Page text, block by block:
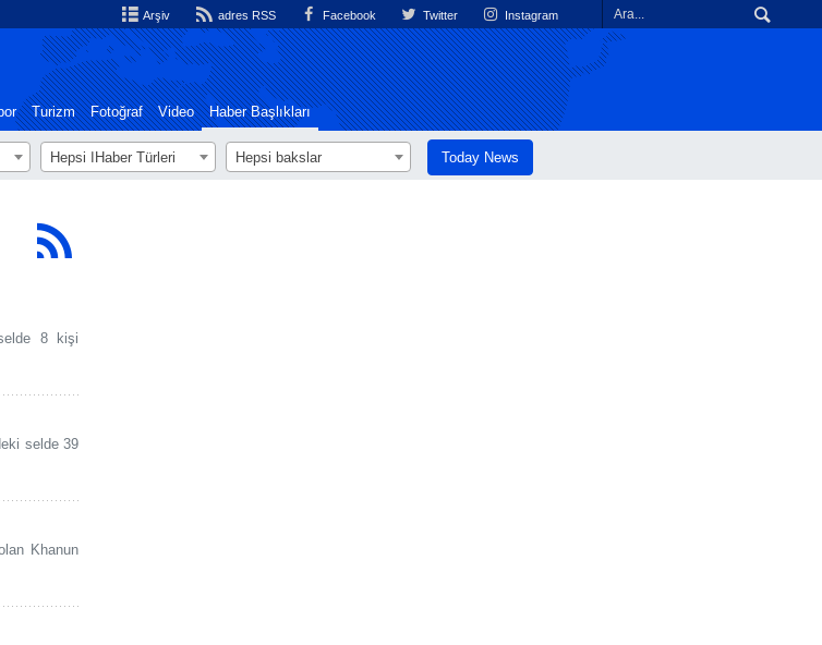
Arşiv adres RSS Facebook Twitter Instagram
Turizm Fotoğraf Video Haber Başlıkları
Hepsi اHaber Türleri Hepsi bakslar Today News
8 kişi
selde 39
Khanun